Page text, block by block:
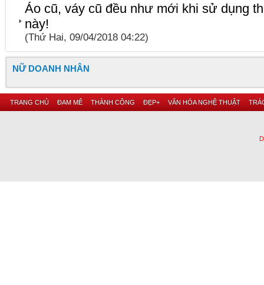
Áo cũ, váy cũ đều như mới khi sử dụng
này!
(Thứ Hai, 09/04/2018 04:22)
NỮ DOANH NHÂN
TRANG CHỦ ĐAM MÊ THÀNH CÔNG ĐẸP+ VĂN HÓA NGHỆ THUẬT